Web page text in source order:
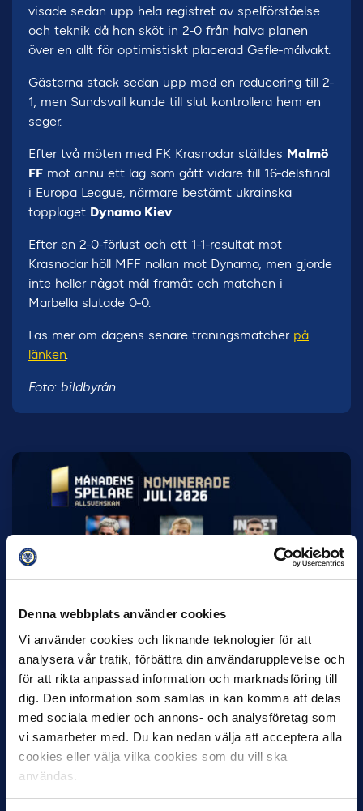
Denna webbplats använder cookies
Vi använder cookies och liknande teknologier för att
analysera vår trafik, förbättra din användarupplevelse och
för att rikta anpassad information och marknadsföring till
dig. Den information som samlas in kan komma att delas
med sociala medier och annons- och analysföretag som
vi samarbeter med. Du kan nedan välja att acceptera alla
cookies eller välja vilka cookies som du vill ska
användas.
visade sedan upp hela registret av spelförståelse
och teknik då han sköt in 2-0 från halva planen
över en allt för optimistiskt placerad Gefle-målvakt.
Gästerna stack sedan upp med en reducering till 2-
1, men Sundsvall kunde till slut kontrollera hem en
seger.
Efter två möten med FK Krasnodar ställdes Malmö
FF mot ännu ett lag som gått vidare till 16-delsfinal
i Europa League, närmare bestämt ukrainska
topplaget Dynamo Kiev.
Efter en 2-0-förlust och ett 1-1-resultat mot
Krasnodar höll MFF nollan mot Dynamo, men gjorde
inte heller något mål framåt och matchen i
Marbella slutade 0-0.
Läs mer om dagens senare träningsmatcher på
länken.
Foto: bildbyrån
Rösta på Månadens Spelare & Tränare i
juli
överlägsna serieledning. Det avspeglas även i nomineringarna
till…
27 JULI
Joachim Björklund tar över IFK Göteborg